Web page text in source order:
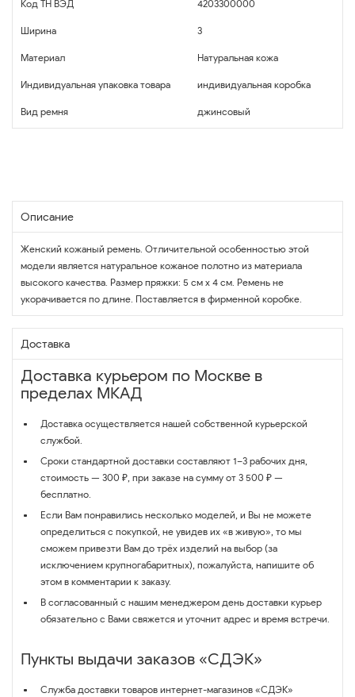
Код ТН ВЭД 4203300000
Ширина 3
Материал Натуральная кожа
Индивидуальная упаковка товара индивидуальная коробка
Вид ремня джинсовый
Описание
Женский кожаный ремень. Отличительной особенностью этой
модели является натуральное кожаное полотно из материала
высокого качества. Размер пряжки: 5 см х 4 см. Ремень не
укорачивается по длине. Поставляется в фирменной коробке.
Доставка
Доставка курьером по Москве в
пределах МКАД
Доставка осуществляется нашей собственной курьерской
службой.
Сроки стандартной доставки составляют 1–3 рабочих дня,
стоимость — 300 ₽, при заказе на сумму от 3 500 ₽ —
бесплатно.
Если Вам понравились несколько моделей, и Вы не можете
определиться с покупкой, не увидев их «в живую», то мы
сможем привезти Вам до трёх изделий на выбор (за
исключением крупногабаритных), пожалуйста, напишите об
этом в комментарии к заказу.
В согласованный с нашим менеджером день доставки курьер
обязательно с Вами свяжется и уточнит адрес и время встречи.
Пункты выдачи заказов «СДЭК»
Служба доставки товаров интернет-магазинов «СДЭК»